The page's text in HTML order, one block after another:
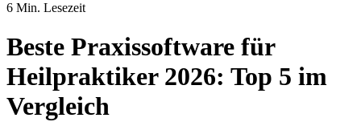
6 Min. Lesezeit
Beste Praxissoftware für
Heilpraktiker 2026: Top 5 im
Vergleich